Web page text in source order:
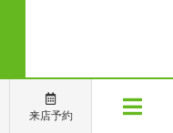
来店予約